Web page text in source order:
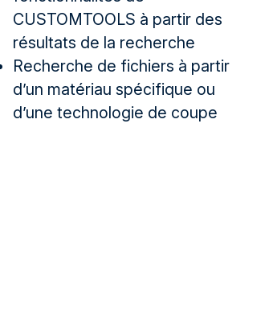
CUSTOMTOOLS à partir des
résultats de la recherche
Recherche de fichiers à partir
d’un matériau spécifique ou
d’une technologie de coupe